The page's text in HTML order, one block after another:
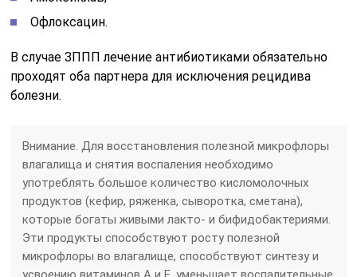
Офлоксацин.
В случае ЗППП лечение антибиотиками обязательно
проходят оба партнера для исключения рецидива
болезни.
Внимание. Для восстановления полезной микрофлоры
влагалища и снятия воспаления необходимо
употреблять большое количество кисломолочных
продуктов (кефир, ряженка, сыворотка, сметана),
которые богаты живыми лакто- и бифидобактериями.
Эти продукты способствуют росту полезной
микрофлоры во влагалище, способствуют синтезу и